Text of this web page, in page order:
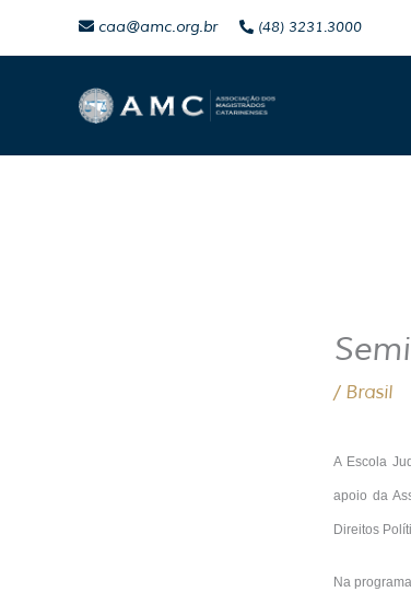
conteúdo
caa@amc.org.br (48) 3231.3000
/ Brasil
A Escola
apoio da
Direitos
Na